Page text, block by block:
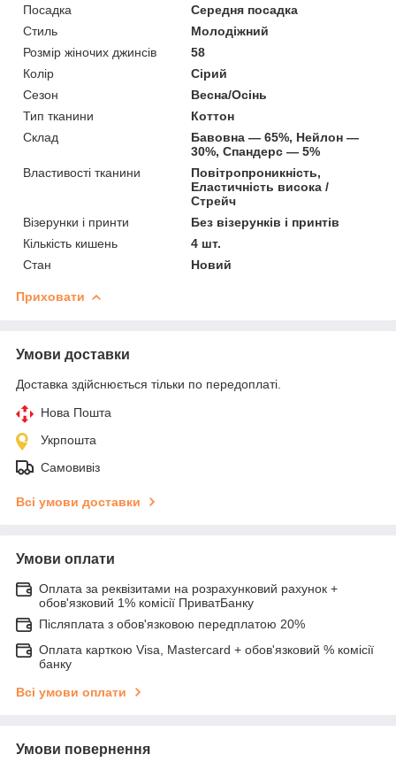
Посадка
Середня посадка
Стиль
Молодіжний
Розмір жіночих джинсів
58
Колір
Сірий
Сезон
Весна/Осінь
Тип тканини
Коттон
Склад
Бавовна — 65%, Нейлон —
30%, Спандерс — 5%
Властивості тканини
Повітропроникність,
Еластичність висока /
Стрейч
Візерунки і принти
Без візерунків і принтів
Кількість кишень
4 шт.
Стан
Новий
Приховати
Умови доставки
Доставка здійснюється тільки по передоплаті.
Нова Пошта
Укрпошта
Самовивіз
Всі умови доставки
Умови оплати
Оплата за реквізитами на розрахунковий рахунок +
обов'язковий 1% комісії ПриватБанку
Післяплата з обов'язковою передплатою 20%
Оплата карткою Visa, Mastercard + обов'язковий % комісії
банку
Всі умови оплати
Умови повернення